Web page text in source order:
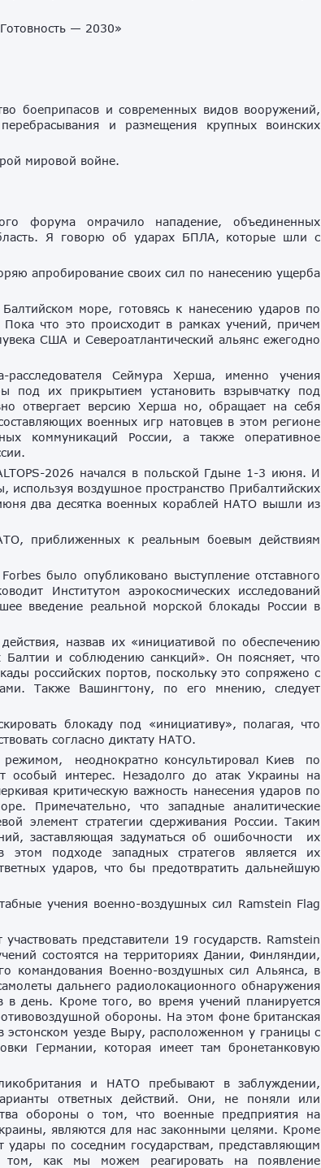
— 2030»
боеприпасов и современных видов вооружений,
и размещения крупных воинских
мировой войне.
форума омрачило нападение, объединенных
Я говорю об ударах БПЛА, которые шли с
апробирование своих сил по нанесению ущерба
море, готовясь к нанесению ударов по
что это происходит в рамках учений, причем
США и Североатлантический альянс ежегодно
Сеймура Херша, именно учения
под их прикрытием установить взрывчатку под
отвергает версию Херша но, обращает на себя
военных игр натовцев в этом регионе
коммуникаций России, а также оперативное
2026 начался в польской Гдыне 1-3 июня. И
воздушное пространство Прибалтийских
два десятка военных кораблей НАТО вышли из
приближенных к реальным боевым действиям
было опубликовано выступление отставного
Институтом аэрокосмических исследований
введение реальной морской блокады России в
назвав их «инициативой по обеспечению
Балтии и соблюдению санкций». Он поясняет, что
российских портов, поскольку это сопряжено с
Также Вашингтону, по его мнению, следует
блокаду под «инициативу», полагая, что
согласно диктату НАТО.
режимом, неоднократно консультировал Киев по
особый интерес. Незадолго до атак Украины на
критическую важность нанесения ударов по
Примечательно, что западные аналитические
элемент стратегии сдерживания России. Таким
заставляющая задуматься об ошибочности их
подходе западных стратегов является их
ударов, что бы предотвратить дальнейшую
учения военно-воздушных сил Ramstein Flag
представители 19 государств. Ramstein
состоятся на территориях Дании, Финляндии,
командования Военно-воздушных сил Альянса, в
дальнего радиолокационного обнаружения
день. Кроме того, во время учений планируется
обороны. На этом фоне британская
уезде Выру, расположенном у границы с
Германии, которая имеет там бронетанковую
и НАТО пребывают в заблуждении,
ответных действий. Они, не поняли или
обороны о том, что военные предприятия на
являются для нас законными целями. Кроме
по соседним государствам, представляющим
как мы можем реагировать на появление